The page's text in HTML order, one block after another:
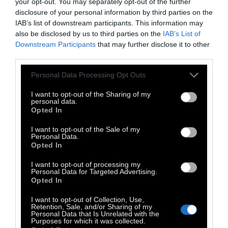
disclosure of your personal information by third parties on the
IAB’s list of downstream participants. This information may
also be disclosed by us to third parties on the IAB’s List of
Downstream Participants that may further disclose it to other
Personal Data Processing Opt Outs
I want to opt-out of the Sharing of my
personal data.
Opted In
I want to opt-out of the Sale of my
Personal Data.
Opted In
I want to opt-out of processing my
Personal Data for Targeted Advertising.
Opted In
I want to opt-out of Collection, Use,
Retention, Sale, and/or Sharing of my
Personal Data that Is Unrelated with the
Purposes for which it was collected.
μουσική από την αναπαραγωγή μίας playlist
μέσω bluetooth.
«Σε μία εποχή που αλγόριθμοι καθορίζουν
επαναστατική πράξη να διαβάζεις κλασική
η «Τέχνη της ανάγνωσης». Ανάρμοστη
φαντάζει η ιδέα να μεταφέρεις τα
«Ανεμοδαρμένα Ύψη» της Έμιλι Μπροντέ ή
την «Έφη Μπριστ» του Τέοντορ Φοντάν σε
η επιλογή των λέξεων, η σύνταξη των
προτάσεων μας μεταφέρουν σε ένα
παρελθόν, στο οποίο ο κόσμος ήταν πιο
σιωπηλός, η ζωή κυλούσε με λιγότερο